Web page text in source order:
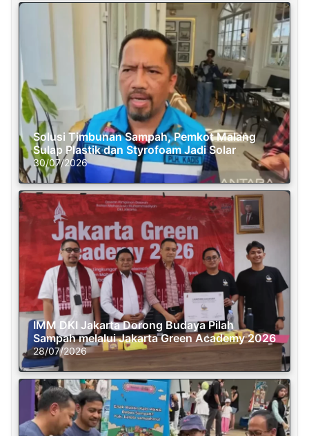
Solusi Timbunan Sampah, Pemkot Malang
Sulap Plastik dan Styrofoam Jadi Solar
30/07/2026
IMM DKI Jakarta Dorong Budaya Pilah
Sampah melalui Jakarta Green Academy 2026
28/07/2026